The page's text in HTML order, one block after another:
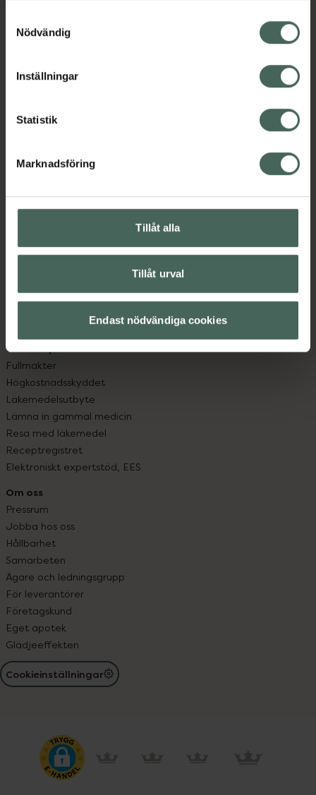
återkalla ditt samtycke via webbplatsens
cookieinställningar. Ett återkallat samtycke påverkar inte
lagligheten av behandling som skett innan återkallelsen.
Nödvändig
Inställningar
Statistik
Marknadsföring
Tillåt alla
Tillåt urval
Endast nödvändiga cookies
Kronans Apotek finns här för dig. Du hittar oss från Skåne i
syd till Lappland i norr, och online i mobilen och på
hjälpa just dig att må lite bättre. Välkommen att prata
Kundservice
Leverans, betalning och retur
App
Om recept och läkemedel
Fullmakter
Högkostnadsskyddet
Läkemedelsutbyte
Lämna in gammal medicin
Resa med läkemedel
Receptregistret
Elektroniskt expertstöd, EES
Om oss
Pressrum
Jobba hos oss
Hållbarhet
Samarbeten
Ägare och ledningsgrupp
För leverantörer
Företagskund
Eget apotek
Glädjeeffekten
Cookieinställningar